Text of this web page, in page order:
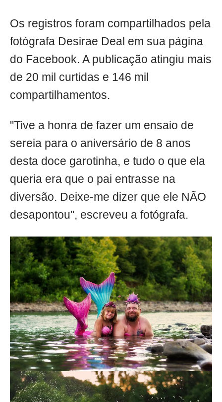
Os registros foram compartilhados pela
fotógrafa Desirae Deal em sua página
do Facebook. A publicação atingiu mais
de 20 mil curtidas e 146 mil
compartilhamentos.
"Tive a honra de fazer um ensaio de
sereia para o aniversário de 8 anos
desta doce garotinha, e tudo o que ela
queria era que o pai entrasse na
diversão. Deixe-me dizer que ele NÃO
desapontou", escreveu a fotógrafa.